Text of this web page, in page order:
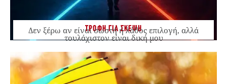
ΤΡΟΦΗ ΓΙΑ ΣΚΕΨΗ
Δεν ξέρω αν είναι σωστή ή λάθος επιλογή, αλλά
τουλάχιστον είναι δική μου